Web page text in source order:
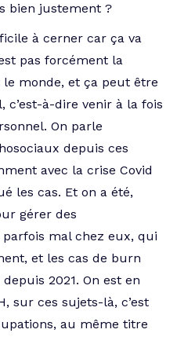
bien justement ?
à cerner car ça va
pas forcément la
monde, et ça peut être
à-dire venir à la fois
On parle
depuis ces
avec la crise Covid
les cas. Et on a été,
gérer des
mal chez eux, qui
et les cas de burn
2021. On est en
sur ces sujets-là, c’est
au même titre